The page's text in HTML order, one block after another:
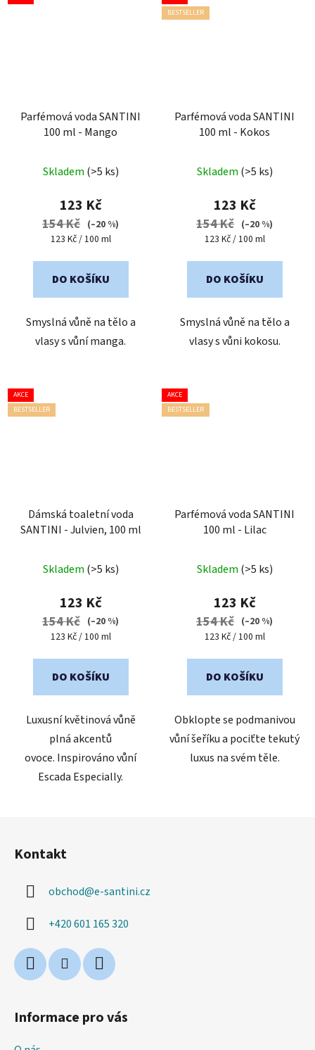
Parfémová voda SANTINI
100 ml - Mango
hodnocení
produktu
je
4,9
5
Skladem (>5 ks)
123 Kč
154 Kč (–20 %)
Měrná
123 Kč / 100 ml
DO KOŠÍKU
Smyslná vůně na tělo a
vlasy s vůní manga.
BESTSELLER
Parfémová voda SANTINI
100 ml - Kokos
hodnocení
produktu
je
3,8
5
Skladem (>5 ks)
123 Kč
154 Kč (–20 %)
Měrná
123 Kč / 100 ml
DO KOŠÍKU
Smyslná vůně na tělo a
vlasy s vůni kokosu.
AKCE
BESTSELLER
Dámská toaletní voda
SANTINI - Julvien, 100 ml
hodnocení
produktu
je
5,0
5
Skladem (>5 ks)
123 Kč
154 Kč (–20 %)
Měrná
123 Kč / 100 ml
DO KOŠÍKU
Luxusní květinová vůně
plná akcentů
ovoce. Inspirováno vůní
Escada Especially.
AKCE
BESTSELLER
Parfémová voda SANTINI
100 ml - Lilac
hodnocení
produktu
je
4,1
5
Skladem (>5 ks)
123 Kč
154 Kč (–20 %)
Měrná
123 Kč / 100 ml
DO KOŠÍKU
Obklopte se podmanivou
vůní šeříku a pociťte tekutý
luxus na svém těle.
Kontakt
obchod@e-santini.cz
+420 601 165 320
Informace pro vás